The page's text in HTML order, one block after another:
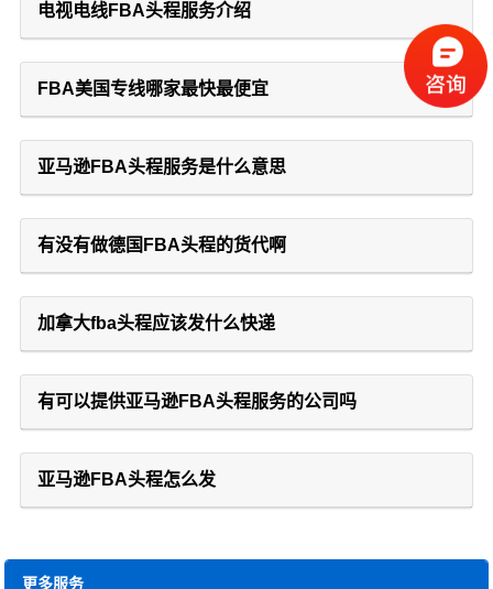
电视电线FBA头程服务介绍
FBA美国专线哪家最快最便宜
亚马逊FBA头程服务是什么意思
有没有做德国FBA头程的货代啊
加拿大fba头程应该发什么快递
有可以提供亚马逊FBA头程服务的公司吗
亚马逊FBA头程怎么发
更多服务